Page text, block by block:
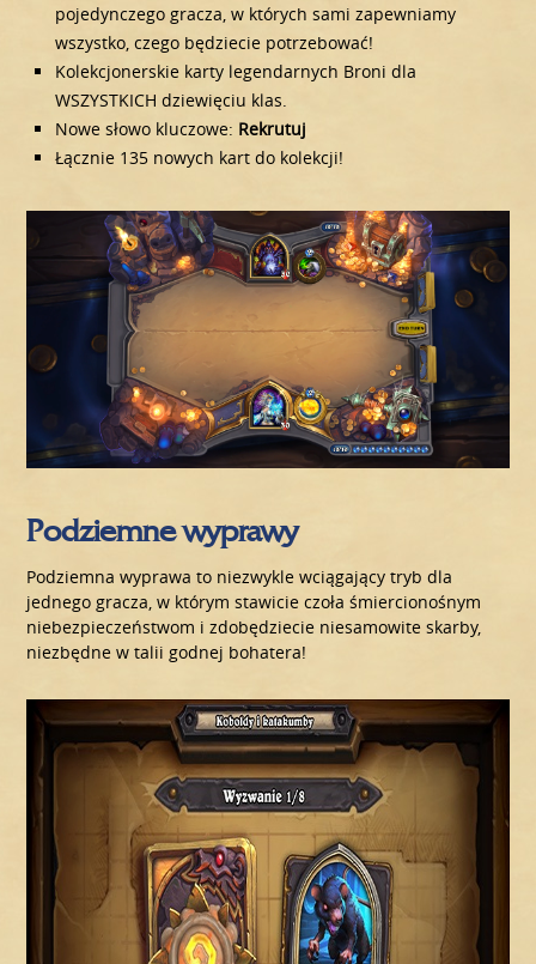
pojedynczego gracza, w których sami zapewniamy
wszystko, czego będziecie potrzebować!
Kolekcjonerskie karty legendarnych Broni dla
WSZYSTKICH dziewięciu klas.
Nowe słowo kluczowe: Rekrutuj
Łącznie 135 nowych kart do kolekcji!
Podziemne wyprawy
Podziemna wyprawa to niezwykle wciągający tryb dla
jednego gracza, w którym stawicie czoła śmiercionośnym
niebezpieczeństwom i zdobędziecie niesamowite skarby,
niezbędne w talii godnej bohatera!